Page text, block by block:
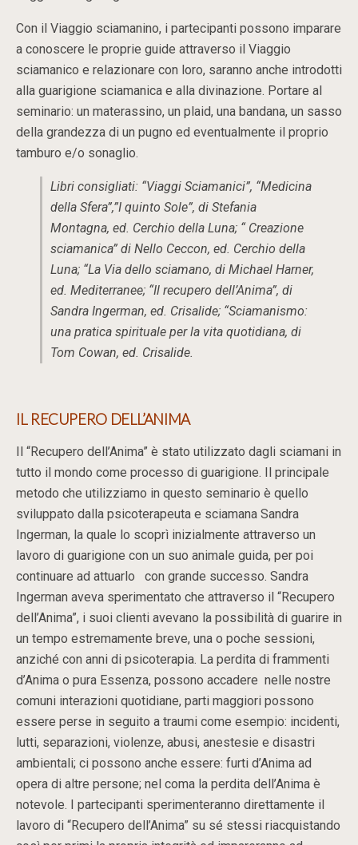
Con il Viaggio sciamanino, i partecipanti possono imparare
a conoscere le proprie guide attraverso il Viaggio
sciamanico e relazionare con loro, saranno anche introdotti
alla guarigione sciamanica e alla divinazione. Portare al
seminario: un materassino, un plaid, una bandana, un sasso
della grandezza di un pugno ed eventualmente il proprio
tamburo e/o sonaglio.
Libri consigliati: “Viaggi Sciamanici”, “Medicina
della Sfera”,”I quinto Sole”, di Stefania
Montagna, ed. Cerchio della Luna; “ Creazione
sciamanica” di Nello Ceccon, ed. Cerchio della
Luna; “La Via dello sciamano, di Michael Harner,
ed. Mediterranee; “Il recupero dell’Anima”, di
Sandra Ingerman, ed. Crisalide; “Sciamanismo:
una pratica spirituale per la vita quotidiana, di
Tom Cowan, ed. Crisalide.
IL RECUPERO DELL’ANIMA
Il “Recupero dell’Anima” è stato utilizzato dagli sciamani in
tutto il mondo come processo di guarigione. Il principale
metodo che utilizziamo in questo seminario è quello
sviluppato dalla psicoterapeuta e sciamana Sandra
Ingerman, la quale lo scoprì inizialmente attraverso un
lavoro di guarigione con un suo animale guida, per poi
continuare ad attuarlo con grande successo. Sandra
Ingerman aveva sperimentato che attraverso il “Recupero
dell’Anima”, i suoi clienti avevano la possibilità di guarire in
un tempo estremamente breve, una o poche sessioni,
anziché con anni di psicoterapia. La perdita di frammenti
d’Anima o pura Essenza, possono accadere nelle nostre
comuni interazioni quotidiane, parti maggiori possono
essere perse in seguito a traumi come esempio: incidenti,
lutti, separazioni, violenze, abusi, anestesie e disastri
ambientali; ci possono anche essere: furti d’Anima ad
opera di altre persone; nel coma la perdita dell’Anima è
notevole. I partecipanti sperimenteranno direttamente il
lavoro di “Recupero dell’Anima” su sé stessi riacquistando